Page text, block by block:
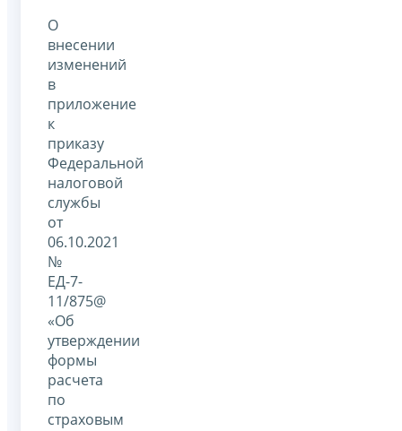
О
внесении
изменений
в
приложение
к
приказу
Федеральной
налоговой
службы
от
06.10.2021
№
ЕД-7-
11/875@
«Об
утверждении
формы
расчета
по
страховым